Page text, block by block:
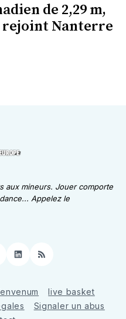
de 2,29 m,
rejoint Nanterre
aux mineurs. Jouer comporte
Appelez le
LinkedIn
RSS
live basket
Signaler un abus